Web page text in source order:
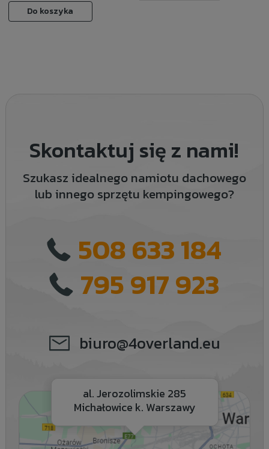
Do koszyka
Skontaktuj się z nami!
Szukasz idealnego namiotu dachowego
lub innego sprzętu kempingowego?
508 633 184
795 917 923
biuro@4overland.eu
al. Jerozolimskie 285
Michałowice k. Warszawy